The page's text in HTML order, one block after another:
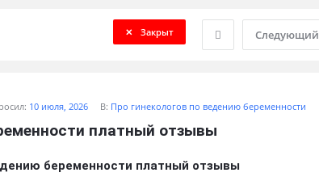
Следующий
Закрыт
10 июля, 2026 В: Про гинекологов по ведению беременности
платный отзывы
беременности платный отзывы